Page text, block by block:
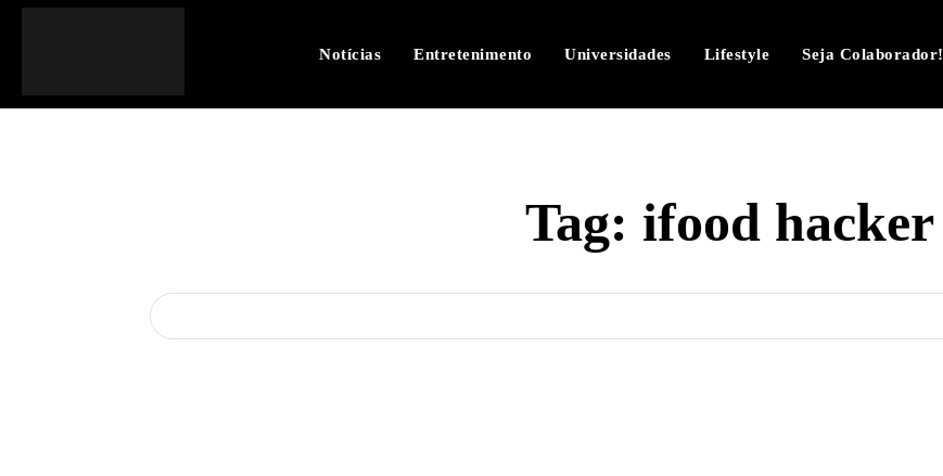
Notícias Entretenimento Universidades Lifestyle Seja Colaborador!
Tag: ifood hacker